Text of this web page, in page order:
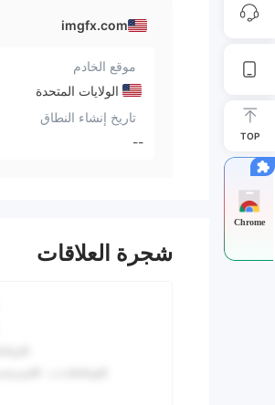
imgfx.com
موقع الخادم
الولايات المتحدة
تاريخ إنشاء النطاق
--
شجرة العلاقات
TOP
Chrome